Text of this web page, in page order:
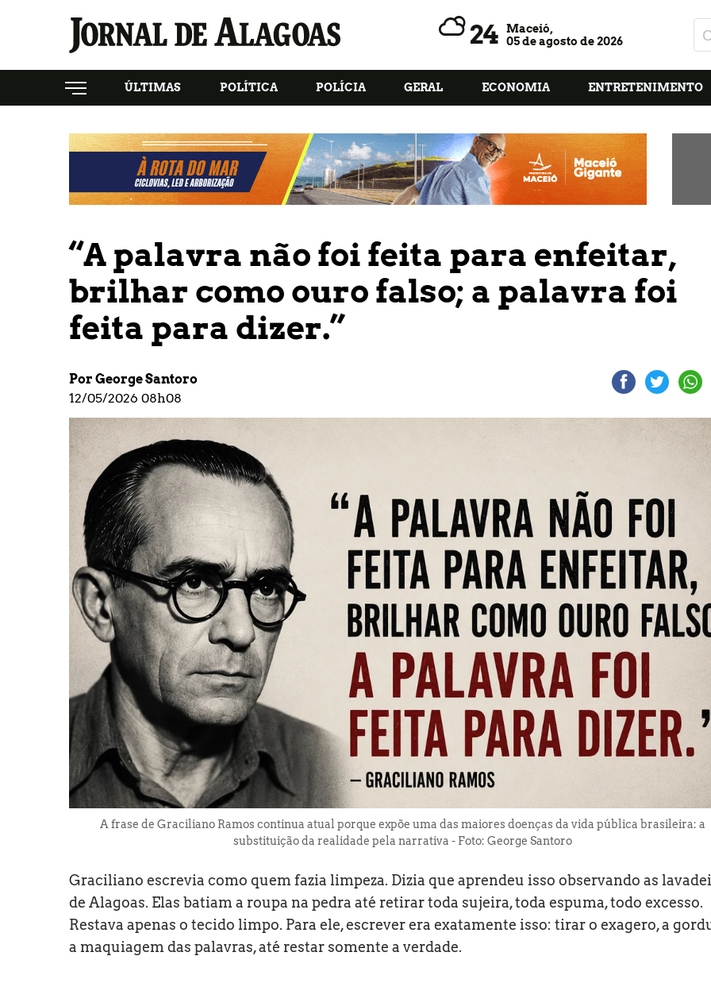
24
Maceió,
05 de agosto de 2026
ÚLTIMAS POLÍTICA POLÍCIA GERAL ECONOMIA ENTRETENIMENTO
“A palavra não foi feita para enfeitar,
brilhar como ouro falso; a palavra foi
feita para dizer.”
Por George Santoro
12/05/2026 08h08
A frase de Graciliano Ramos continua atual porque expõe uma das maiores doenças da vida pública brasileira: a
substituição da realidade pela narrativa - Foto: George Santoro
Graciliano escrevia como quem fazia limpeza. Dizia que aprendeu isso observando as
de Alagoas. Elas batiam a roupa na pedra até retirar toda sujeira, toda espuma, todo excesso.
Restava apenas o tecido limpo. Para ele, escrever era exatamente isso: tirar o exagero, a
a maquiagem das palavras, até restar somente a verdade.